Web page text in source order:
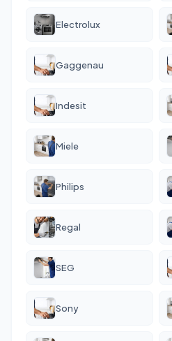
Electrolux
Gaggenau
Indesit
Miele
Philips
Regal
SEG
Sony